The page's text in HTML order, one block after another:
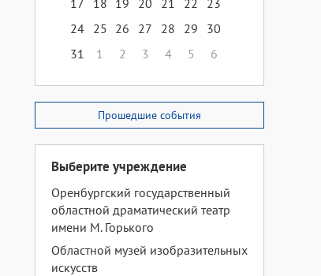
24 25 26 27 28 29
30
31
1 2 3 4 5 6
Прошедшие события
Выберите учреждение
Оренбургский государственный
областной драматический театр
имени М. Горького
Областной музей изобразительных
искусств